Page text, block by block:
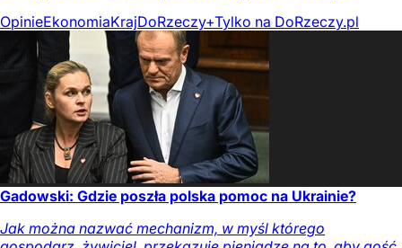
OpinieEkonomiaKrajDoRzeczy+Tylko na DoRzeczy.pl
Gadowski: Gdzie poszła polska pomoc na Ukrainie?
Jak można nazwać mechanizm, w myśl którego